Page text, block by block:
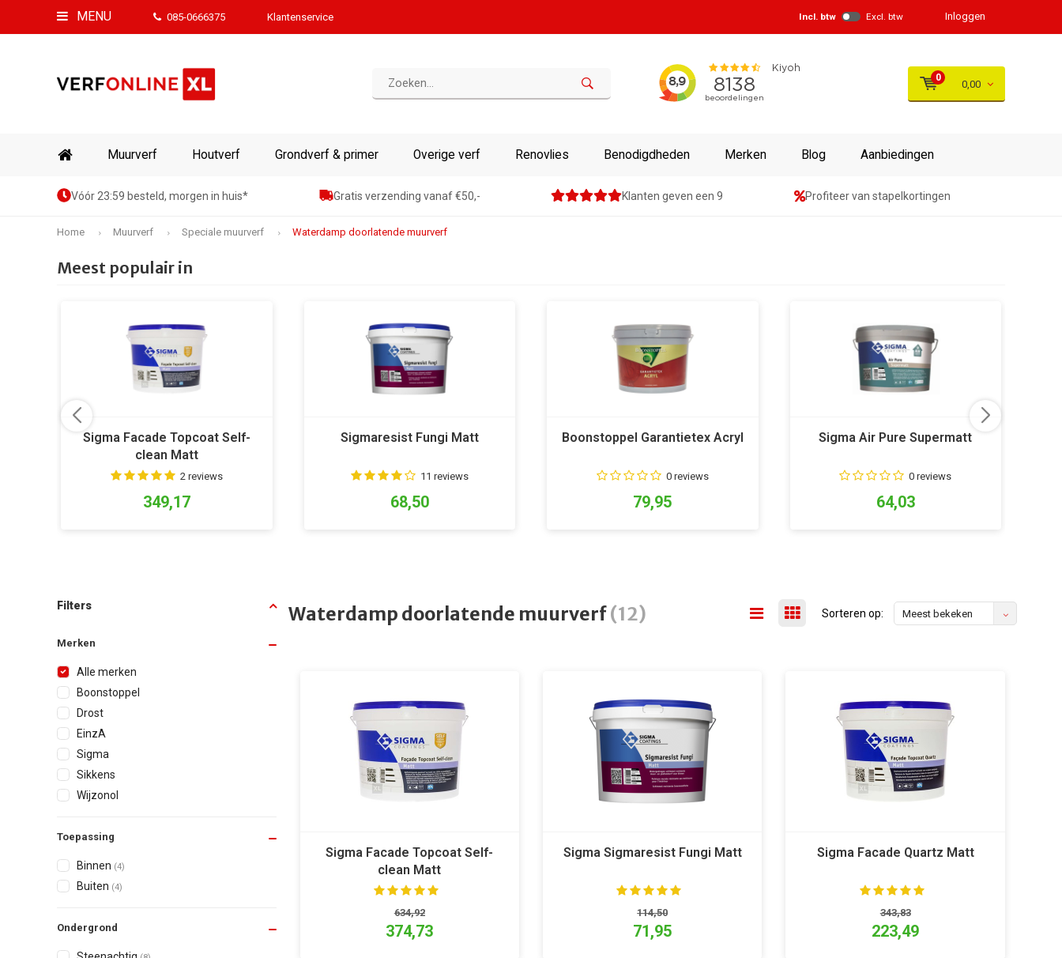
MENU 085-0666375 Klantenservice Incl. btw Excl. btw Inloggen
0
0,00
Muurverf Houtverf Grondverf & primer Overige verf Renovlies Benodigdheden Merken Blog Aanbiedingen
Vóór 23:59 besteld, morgen in huis* Gratis verzending vanaf €50,- Klanten geven een 9 Profiteer van stapelkortingen
Home Muurverf Speciale muurverf Waterdamp doorlatende muurverf
Meest populair in
Sigma Facade Topcoat Self-
clean Matt
2 reviews
349,17
Sigmaresist Fungi Matt
11 reviews
68,50
Boonstoppel Garantietex Acryl
0 reviews
79,95
Sigma Air Pure Supermatt
0 reviews
64,03
Filters
Merken
Alle merken
Boonstoppel
Drost
EinzA
Sigma
Sikkens
Wijzonol
Toepassing
Binnen (4)
Buiten (4)
Ondergrond
Waterdamp doorlatende muurverf(12) Sorteren op: Meest bekeken
Sigma Facade Topcoat Self-
clean Matt
634,92
374,73
Sigma Sigmaresist Fungi Matt
114,50
71,95
Sigma Facade Quartz Matt
343,83
223,49